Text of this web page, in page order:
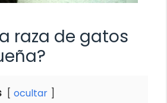
raza de gatos
ocultar